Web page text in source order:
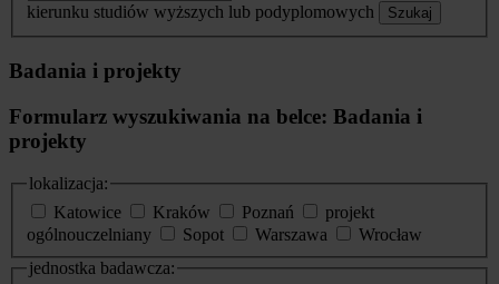
kierunku studiów wyższych lub podyplomowych
Szukaj
Badania i projekty
Formularz wyszukiwania na belce: Badania i
projekty
lokalizacja:
Katowice
Kraków Poznań
projekt
ogólnouczelniany
Sopot Warszawa
Wrocław
jednostka badawcza: